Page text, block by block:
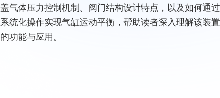
盖气体压力控制机制、阀门结构设计特点，以及如何通过
系统化操作实现气缸运动平衡，帮助读者深入理解该装置
的功能与应用。